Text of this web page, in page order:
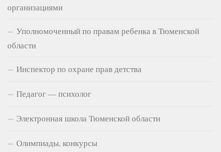
организациями
Уполномоченный по правам ребенка в Тюменской
области
Инспектор по охране прав детства
Педагог — психолог
Электронная школа Тюменской области
Олимпиады, конкурсы